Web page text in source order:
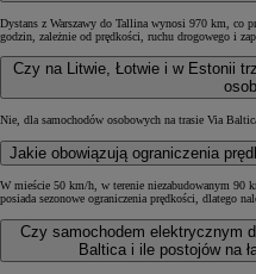
Dystans z Warszawy do Tallina wynosi 970 km, co
godzin, zależnie od prędkości, ruchu drogowego i
Czy na Litwie, Łotwie i w Estonii
Nie, dla samochodów osobowych na trasie Via
Jakie obowiązują ograniczenia
W mieście 50 km/h, w terenie niezabudowanym 90
posiada sezonowe ograniczenia prędkości, dlatego
Czy samochodem elektrycznym
Baltica i ile postojów na